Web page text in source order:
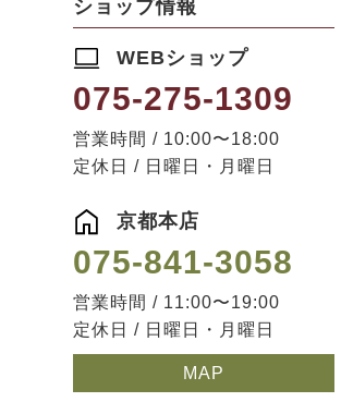
ショップ情報
WEBショップ
075-275-1309
営業時間 / 10:00〜18:00
定休日 / 日曜日・月曜日
京都本店
075-841-3058
営業時間 / 11:00〜19:00
定休日 / 日曜日・月曜日
MAP